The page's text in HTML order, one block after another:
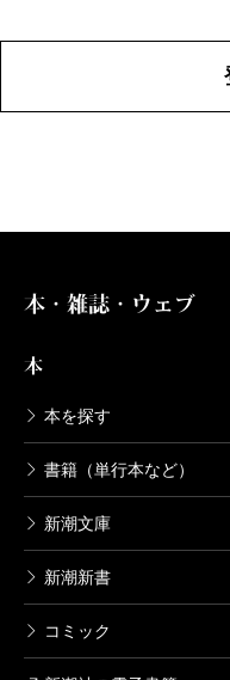
本・雑誌・ウェブ
本
本を探す
書籍（単行本など）
新潮文庫
新潮新書
コミック